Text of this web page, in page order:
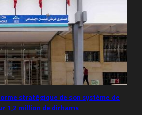
stratégique de son système de
1,2 million de dirhams